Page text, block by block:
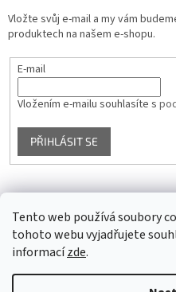
Tento web používá soubory
tohoto webu vyjadřujete
informacízde.
Vložte svůj e-mail a my vám
produktech na našem e-shopu.
E-mail
Vložením e-mailu souhlasíte s
PŘIHLÁSIT SE